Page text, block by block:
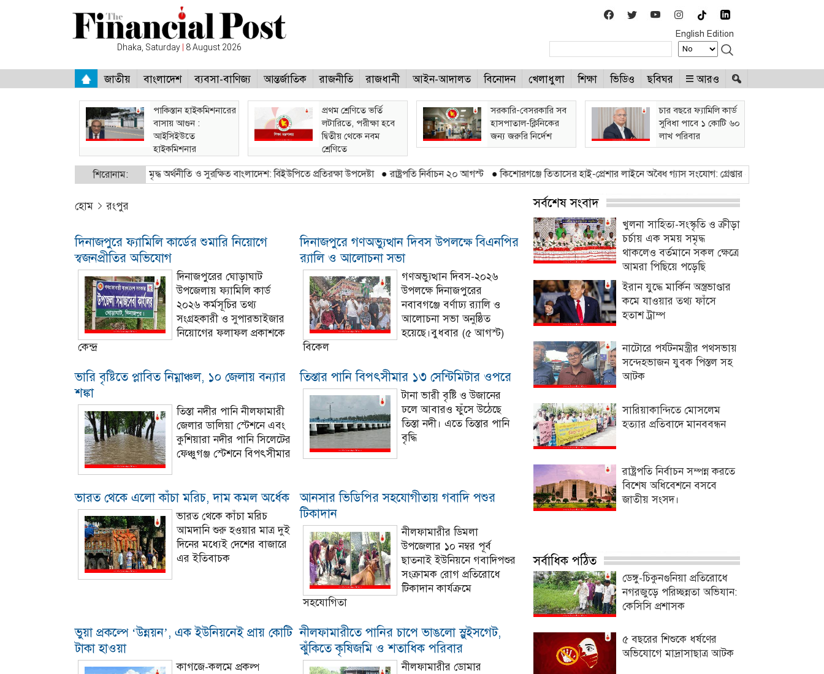
Dhaka, Saturday | 8 August 2026
English Edition
জাতীয় বাংলাদেশ ব্যবসা-বাণিজ্য আন্তর্জাতিক রাজনীতি রাজধানী আইন-আদালত বিনোদন খেলাধুলা শিক্ষা ভিডিও ছবিঘর আরও
পাকিস্তান হাইকমিশনারের
বাসায় আগুন :
আইসিইউতে
হাইকমিশনার
প্রথম শ্রেণিতে ভর্তি
লটারিতে, পরীক্ষা হবে
দ্বিতীয় থেকে নবম
শ্রেণিতে
সরকারি-বেসরকারি সব
হাসপাতাল-ক্লিনিকের
জন্য জরুরি নির্দেশ
চার বছরে ফ্যামিলি কার্ড
সুবিধা পাবে ১ কোটি ৬০
লাখ পরিবার
শিরোনাম:
নিরাপদ অভিবাসন, সমৃদ্ধ অর্থনীতি ও সুরক্ষিত বাংলাদেশ: বিইউপিতে প্রতিরক্ষা উপদেষ্টা ●রাষ্ট্রপতি নির্বাচন ২০ আগস্ট ●কিশোরগঞ্জে তিতাসের হাই-প্রেশার লাইনে অবৈধ গ্যাস সংযোগ: গ্রেপ্তার - ২ ●ভারি বৃষ্টিতে প্লাবিত
হোম রংপুর
দিনাজপুরে ফ্যামিলি কার্ডের শুমারি নিয়োগে
স্বজনপ্রীতির অভিযোগ
দিনাজপুরের ঘোড়াঘাট
উপজেলায় ফ্যামিলি কার্ড
২০২৬ কর্মসূচির তথ্য
সংগ্রহকারী ও সুপারভাইজার
নিয়োগের ফলাফল প্রকাশকে
কেন্দ্র
দিনাজপুরে গণঅভ্যুত্থান দিবস উপলক্ষে বিএনপির
র‍্যালি ও আলোচনা সভা
গণঅভ্যুত্থান দিবস-২০২৬
উপলক্ষে দিনাজপুরের
নবাবগঞ্জে বর্ণাঢ্য র‍্যালি ও
আলোচনা সভা অনুষ্ঠিত
হয়েছে।বুধবার (৫ আগস্ট)
বিকেল
ভারি বৃষ্টিতে প্লাবিত নিম্নাঞ্চল, ১০ জেলায় বন্যার
শঙ্কা
তিস্তা নদীর পানি নীলফামারী
জেলার ডালিয়া স্টেশনে এবং
কুশিয়ারা নদীর পানি সিলেটের
ফেঞ্চুগঞ্জ স্টেশনে বিপৎসীমার
তিস্তার পানি বিপৎসীমার ১৩ সেন্টিমিটার ওপরে
টানা ভারী বৃষ্টি ও উজানের
ঢলে আবারও ফুঁসে উঠেছে
তিস্তা নদী। এতে তিস্তার পানি
বৃদ্ধি
ভারত থেকে এলো কাঁচা মরিচ, দাম কমল অর্ধেক
ভারত থেকে কাঁচা মরিচ
আমদানি শুরু হওয়ার মাত্র দুই
দিনের মধ্যেই দেশের বাজারে
এর ইতিবাচক
আনসার ভিডিপির সহযোগীতায় গবাদি পশুর
টিকাদান
নীলফামারীর ডিমলা
উপজেলার ১০ নম্বর পূর্ব
ছাতনাই ইউনিয়নে গবাদিপশুর
সংক্রামক রোগ প্রতিরোধে
টিকাদান কার্যক্রমে
সহযোগিতা
ভুয়া প্রকল্পে ‘উন্নয়ন’, এক ইউনিয়নেই প্রায় কোটি
টাকা হাওয়া
কাগজে-কলমে প্রকল্প
নীলফামারীতে পানির চাপে ভাঙলো স্লুইসগেট,
ঝুঁকিতে কৃষিজমি ও শতাধিক পরিবার
নীলফামারীর ডোমার
সর্বশেষ সংবাদ
খুলনা সাহিত্য-সংস্কৃতি ও ক্রীড়া
চর্চায় এক সময় সমৃদ্ধ
থাকলেও বর্তমানে সকল ক্ষেত্রে
আমরা পিছিয়ে পড়েছি
ইরান যুদ্ধে মার্কিন অস্ত্রভাণ্ডার
কমে যাওয়ার তথ্য ফাঁসে
হতাশ ট্রাম্প
নাটোরে পর্যটনমন্ত্রীর পথসভায়
সন্দেহভাজন যুবক পিস্তল সহ
আটক
সারিয়াকান্দিতে মোসলেম
হত্যার প্রতিবাদে মানববন্ধন
রাষ্ট্রপতি নির্বাচন সম্পন্ন করতে
বিশেষ অধিবেশনে বসবে
জাতীয় সংসদ।
সর্বাধিক পঠিত
ডেঙ্গু-চিকুনগুনিয়া প্রতিরোধে
নগরজুড়ে পরিচ্ছন্নতা অভিযান:
কেসিসি প্রশাসক
৫ বছরের শিশুকে ধর্ষণের
অভিযোগে মাদ্রাসাছাত্র আটক